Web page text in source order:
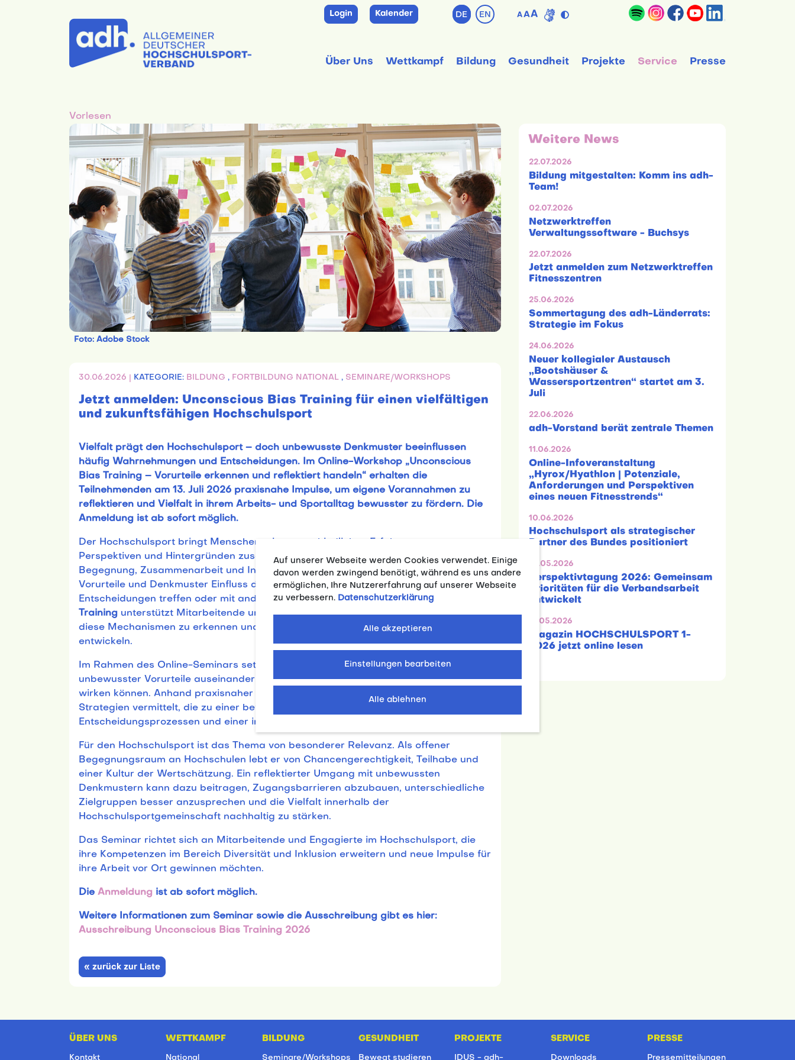
Login Kalender DE EN A AA
Über Uns Wettkampf Bildung Gesundheit Projekte Service Presse
Vorlesen
Foto: Adobe Stock
30.06.2026 | KATEGORIE: BILDUNG , FORTBILDUNG NATIONAL , SEMINARE/WORKSHOPS
Jetzt anmelden: Unconscious Bias Training für einen vielfältigen
und zukunftsfähigen Hochschulsport
Vielfalt prägt den Hochschulsport – doch unbewusste Denkmuster beeinflussen
häufig Wahrnehmungen und Entscheidungen. Im Online-Workshop „Unconscious
Bias Training – Vorurteile erkennen und reflektiert handeln“ erhalten die
Teilnehmenden am 13. Juli 2026 praxisnahe Impulse, um eigene Vorannahmen zu
reflektieren und Vielfalt in ihrem Arbeits- und Sportalltag bewusster zu fördern. Die
Anmeldung ist ab sofort möglich.
Der Hochschulsport bringt Menschen mit unterschiedlichen Erfahrungen,
Perspektiven und Hintergründen zusammen. Diese Vielfalt eröffnet Chancen für
Begegnung, Zusammenarbeit und Innovation. Gleichzeitig können unbewusste
Vorurteile und Denkmuster Einfluss darauf nehmen, wie wir Situationen bewerten,
Entscheidungen treffen oder mit anderen kommunizieren. DasUnconscious Bias
Training unterstützt Mitarbeitende und Verantwortliche im Hochschulsport dabei,
diese Mechanismen zu erkennen und einen reflektierten Umgang damit zu
entwickeln.
Im Rahmen des Online-Seminars setzen sich die Teilnehmenden mit den Grundlagen
unbewusster Vorurteile auseinander und lernen, wie diese im beruflichen Alltag
wirken können. Anhand praxisnaher Beispiele und interaktiver Übungen werden
Strategien vermittelt, die zu einer bewussteren Kommunikation, faireren
Entscheidungsprozessen und einer inklusiven Zusammenarbeit beitragen.
Für den Hochschulsport ist das Thema von besonderer Relevanz. Als offener
Begegnungsraum an Hochschulen lebt er von Chancengerechtigkeit, Teilhabe und
einer Kultur der Wertschätzung. Ein reflektierter Umgang mit unbewussten
Denkmustern kann dazu beitragen, Zugangsbarrieren abzubauen, unterschiedliche
Zielgruppen besser anzusprechen und die Vielfalt innerhalb der
Hochschulsportgemeinschaft nachhaltig zu stärken.
Das Seminar richtet sich an Mitarbeitende und Engagierte im Hochschulsport, die
ihre Kompetenzen im Bereich Diversität und Inklusion erweitern und neue Impulse für
ihre Arbeit vor Ort gewinnen möchten.
Die Anmeldung ist ab sofort möglich.
Weitere Informationen zum Seminar sowie die Ausschreibung gibt es hier:
Ausschreibung Unconscious Bias Training 2026
« zurück zur Liste
Weitere News
22.07.2026
Bildung mitgestalten: Komm ins adh-
Team!
02.07.2026
Netzwerktreffen
Verwaltungssoftware - Buchsys
22.07.2026
Jetzt anmelden zum Netzwerktreffen
Fitnesszentren
25.06.2026
Sommertagung des adh-Länderrats:
Strategie im Fokus
24.06.2026
Neuer kollegialer Austausch
„Bootshäuser &
Wassersportzentren“ startet am 3.
Juli
22.06.2026
adh-Vorstand berät zentrale Themen
11.06.2026
Online-Infoveranstaltung
„Hyrox/Hyathlon | Potenziale,
Anforderungen und Perspektiven
eines neuen Fitnesstrends“
10.06.2026
Hochschulsport als strategischer
Partner des Bundes positioniert
22.05.2026
Perspektivtagung 2026: Gemeinsam
Prioritäten für die Verbandsarbeit
entwickelt
19.05.2026
Magazin HOCHSCHULSPORT 1-
2026 jetzt online lesen
ÜBER UNS
Kontakt
WETTKAMPF
National
BILDUNG
Seminare/Workshops
GESUNDHEIT
Bewegt studieren
PROJEKTE
IDUS - adh-
SERVICE
Downloads
PRESSE
Pressemitteilungen
Auf unserer Webseite werden Cookies verwendet. Einige
davon werden zwingend benötigt, während es uns andere
ermöglichen, Ihre Nutzererfahrung auf unserer Webseite
zu verbessern. Datenschutzerklärung
Einstellungen bearbeiten
Alle ablehnen
Alle akzeptieren